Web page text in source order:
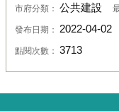
市府分類： 公共建設
發布日期： 2022-04-02
點閱次數： 3713